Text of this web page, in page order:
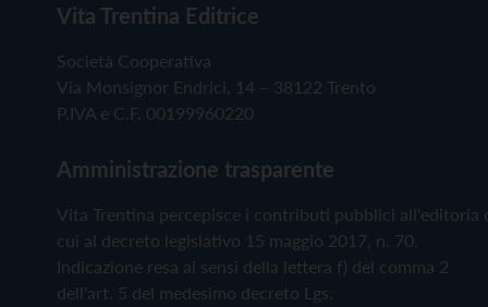
Vita Trentina Editrice
Società Cooperativa
Via Monsignor Endrici, 14 – 38122 Trento
P.IVA e C.F. 00199960220
Amministrazione trasparente
Vita Trentina percepisce i contributi pubblici all'editoria
cui al decreto legislativo 15 maggio 2017, n. 70.
Indicazione resa ai sensi della lettera f) del comma 2
dell'art. 5 del medesimo decreto Lgs.